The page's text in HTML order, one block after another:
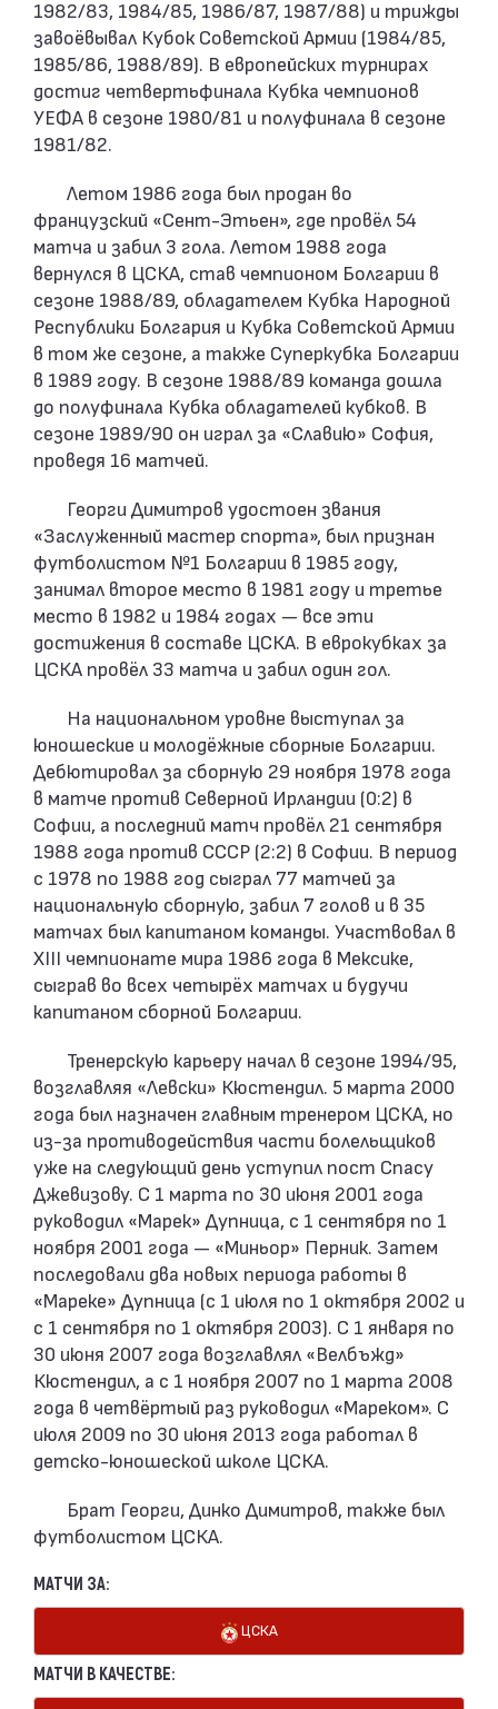
1982/83, 1984/85, 1986/87, 1987/88) и трижды
завоёвывал Кубок Советской Армии (1984/85,
1985/86, 1988/89). В европейских турнирах
достиг четвертьфинала Кубка чемпионов
УЕФА в сезоне 1980/81 и полуфинала в сезоне
1981/82.
Летом 1986 года был продан во
французский «Сент-Этьен», где провёл 54
матча и забил 3 гола. Летом 1988 года
вернулся в ЦСКА, став чемпионом Болгарии в
сезоне 1988/89, обладателем Кубка Народной
Республики Болгария и Кубка Советской Армии
в том же сезоне, а также Суперкубка Болгарии
в 1989 году. В сезоне 1988/89 команда дошла
до полуфинала Кубка обладателей кубков. В
сезоне 1989/90 он играл за «Славию» София,
проведя 16 матчей.
Георги Димитров удостоен звания
«Заслуженный мастер спорта», был признан
футболистом №1 Болгарии в 1985 году,
занимал второе место в 1981 году и третье
место в 1982 и 1984 годах — все эти
достижения в составе ЦСКА. В еврокубках за
ЦСКА провёл 33 матча и забил один гол.
На национальном уровне выступал за
юношеские и молодёжные сборные Болгарии.
Дебютировал за сборную 29 ноября 1978 года
в матче против Северной Ирландии (0:2) в
Софии, а последний матч провёл 21 сентября
1988 года против СССР (2:2) в Софии. В период
с 1978 по 1988 год сыграл 77 матчей за
национальную сборную, забил 7 голов и в 35
матчах был капитаном команды. Участвовал в
XIII чемпионате мира 1986 года в Мексике,
сыграв во всех четырёх матчах и будучи
капитаном сборной Болгарии.
Тренерскую карьеру начал в сезоне 1994/95,
возглавляя «Левски» Кюстендил. 5 марта 2000
года был назначен главным тренером ЦСКА, но
из-за противодействия части болельщиков
уже на следующий день уступил пост Спасу
Джевизову. С 1 марта по 30 июня 2001 года
руководил «Марек» Дупница, с 1 сентября по 1
ноября 2001 года — «Миньор» Перник. Затем
последовали два новых периода работы в
«Мареке» Дупница (с 1 июля по 1 октября 2002 и
с 1 сентября по 1 октября 2003). С 1 января по
30 июня 2007 года возглавлял «Велбъжд»
Кюстендил, а с 1 ноября 2007 по 1 марта 2008
года в четвёртый раз руководил «Мареком». С
июля 2009 по 30 июня 2013 года работал в
детско-юношеской школе ЦСКА.
Брат Георги, Динко Димитров, также был
футболистом ЦСКА.
МАТЧИ ЗА:
ЦСКА
МАТЧИ В КАЧЕСТВЕ: